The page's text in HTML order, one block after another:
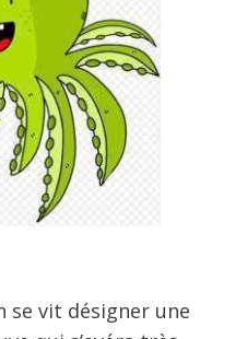
se vit désigner une